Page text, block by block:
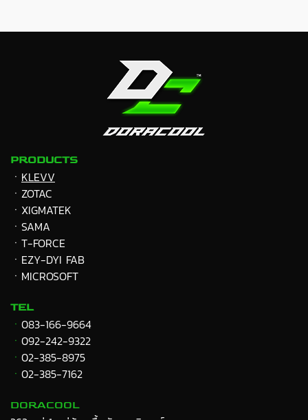
PRODUCTS
ㆍ KLEVV
ㆍZOTAC
ㆍXIGMATEK
ㆍ SAMA
ㆍT-FORCE
ㆍEZY-DYI FAB
ㆍMICROSOFT
TEL
ㆍ 083-166-9664
ㆍ 092-242-9322
ㆍ 02-385-8975
ㆍ 02-385-7162
DORACOOL